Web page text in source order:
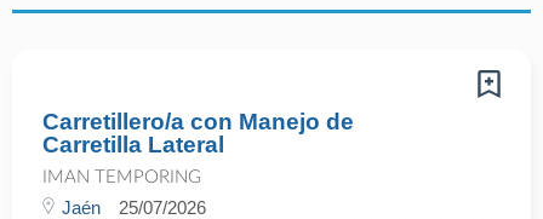
Carretillero/a con Manejo de
Carretilla Lateral
IMAN TEMPORING
Jaén 25/07/2026